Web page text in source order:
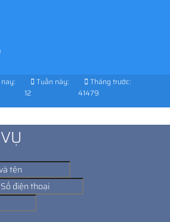
Tuần này:
12
Tháng trước:
41479